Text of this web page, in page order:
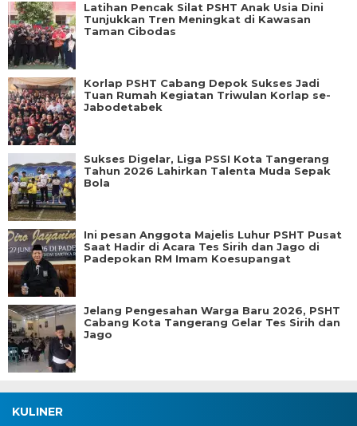
Latihan Pencak Silat PSHT Anak Usia Dini
Tunjukkan Tren Meningkat di Kawasan
Taman Cibodas
Korlap PSHT Cabang Depok Sukses Jadi
Tuan Rumah Kegiatan Triwulan Korlap se-
Jabodetabek
Sukses Digelar, Liga PSSI Kota Tangerang
Tahun 2026 Lahirkan Talenta Muda Sepak
Bola
Ini pesan Anggota Majelis Luhur PSHT Pusat
Saat Hadir di Acara Tes Sirih dan Jago di
Padepokan RM Imam Koesupangat
Jelang Pengesahan Warga Baru 2026, PSHT
Cabang Kota Tangerang Gelar Tes Sirih dan
Jago
KULINER